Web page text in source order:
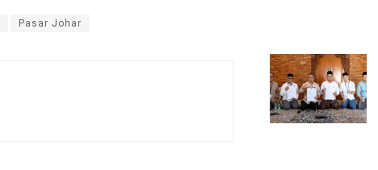
Pasar Johar